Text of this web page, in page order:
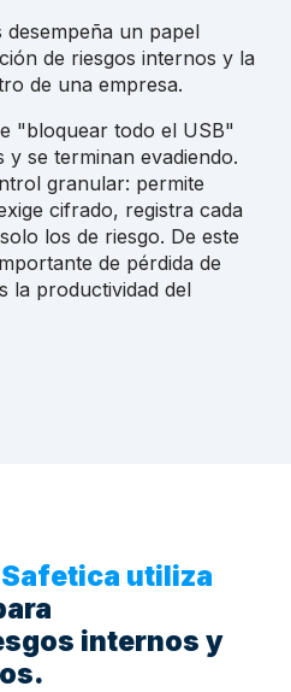
desempeña un papel
de riesgos internos y la
de una empresa.
"bloquear todo el USB"
se terminan evadiendo.
granular: permite
cifrado, registra cada
los de riesgo. De este
de pérdida de
la productividad del
Safetica utiliza
internos y